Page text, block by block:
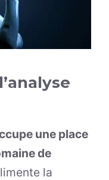
une place
de
la